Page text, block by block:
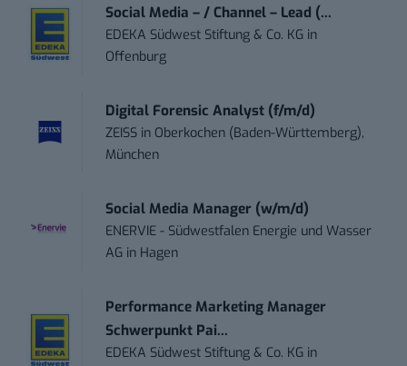
Social Media – / Channel – Lead (...
EDEKA Südwest Stiftung & Co. KG in
Offenburg
Digital Forensic Analyst (f/m/d)
ZEISS in Oberkochen (Baden-Württemberg),
München
Social Media Manager (w/m/d)
ENERVIE - Südwestfalen Energie und Wasser
AG in Hagen
Performance Marketing Manager
Schwerpunkt Pai...
EDEKA Südwest Stiftung & Co. KG in